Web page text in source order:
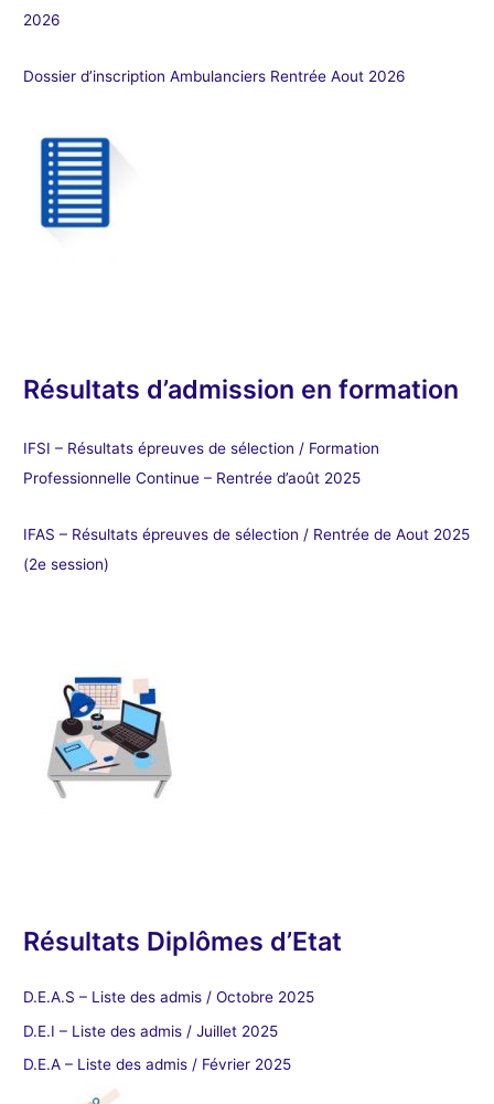
2026
Dossier d’inscription Ambulanciers Rentrée Aout 2026
Résultats d’admission en formation
IFSI – Résultats épreuves de sélection / Formation
Professionnelle Continue – Rentrée d’août 2025
IFAS – Résultats épreuves de sélection / Rentrée de Aout 2025
(2e session)
Résultats Diplômes d’Etat
D.E.A.S – Liste des admis / Octobre 2025
D.E.I – Liste des admis / Juillet 2025
D.E.A – Liste des admis / Février 2025